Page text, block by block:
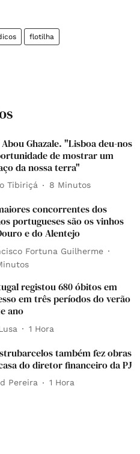
flotilha
Ghazale. "Lisboa deu-nos
de mostrar um
da nossa terra"
Tibiriçá 8 Minutos
concorrentes dos
portugueses são os vinhos
e do Alentejo
Fortuna Guilherme
registou 680 óbitos em
em três períodos do verão
ano
1 Hora
também fez obras
do diretor financeiro da PJ
Pereira 1 Hora